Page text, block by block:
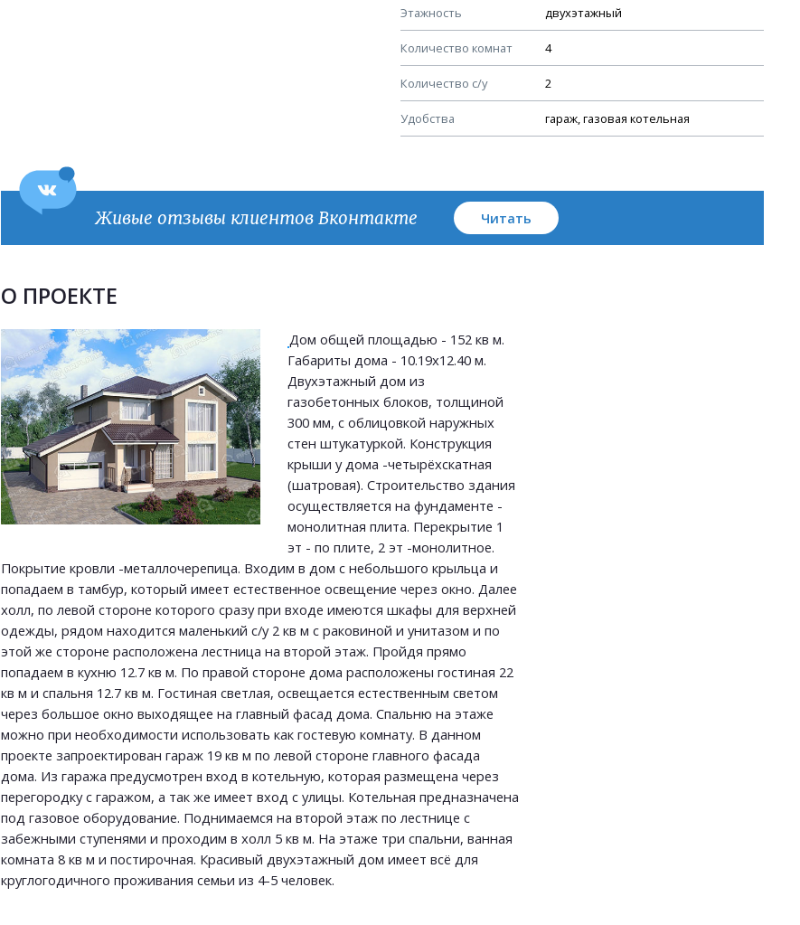
Этажность двухэтажный
Количество комнат 4
Количество с/у 2
Удобства гараж, газовая котельная
Узлы устройства кровли
План кровли
Живые отзывы клиентов Вконтакте Читать
О ПРОЕКТЕ
Дом общей площадью - 152 кв м.
Габариты дома - 10.19х12.40 м.
Двухэтажный дом из
газобетонных блоков, толщиной
300 мм, с облицовкой наружных
стен штукатуркой. Конструкция
крыши у дома -четырёхскатная
(шатровая). Строительство здания
осуществляется на фундаменте -
монолитная плита. Перекрытие 1
эт - по плите, 2 эт -монолитное.
Покрытие кровли -металлочерепица. Входим в дом с небольшого крыльца и
попадаем в тамбур, который имеет естественное освещение через окно. Далее
холл, по левой стороне которого сразу при входе имеются шкафы для верхней
одежды, рядом находится маленький с/у 2 кв м с раковиной и унитазом и по
этой же стороне расположена лестница на второй этаж. Пройдя прямо
попадаем в кухню 12.7 кв м. По правой стороне дома расположены гостиная 22
кв м и спальня 12.7 кв м. Гостиная светлая, освещается естественным светом
через большое окно выходящее на главный фасад дома. Спальню на этаже
можно при необходимости использовать как гостевую комнату. В данном
проекте запроектирован гараж 19 кв м по левой стороне главного фасада
дома. Из гаража предусмотрен вход в котельную, которая размещена через
перегородку с гаражом, а так же имеет вход с улицы. Котельная предназначена
под газовое оборудование. Поднимаемся на второй этаж по лестнице с
забежными ступенями и проходим в холл 5 кв м. На этаже три спальни, ванная
комната 8 кв м и постирочная. Красивый двухэтажный дом имеет всё для
круглогодичного проживания семьи из 4-5 человек.
Прикрепить файл
Согласен на обработку персональных данных
ОТПРАВИТЬ
Прикрепить файл
Согласен на обработку персональных данных
This site is protected by reCAPTCHA and the GooglePrivacy Policy
apply.
ОТПРАВИТЬ
Продолжить покупки